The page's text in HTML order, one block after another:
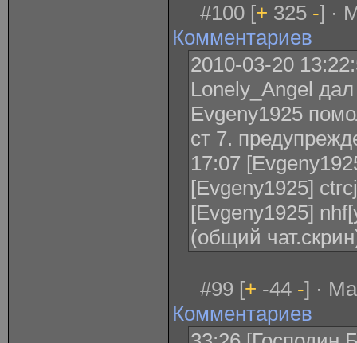
#100 [+ 325 -] ·
Комментариев
2010-03-20
Lonely_Angel
Evgeny1925
ст 7.
17:07
[Evgeny1925]
[Evgeny1925]
(общий
#99 [+ -44 -] ·
Комментариев